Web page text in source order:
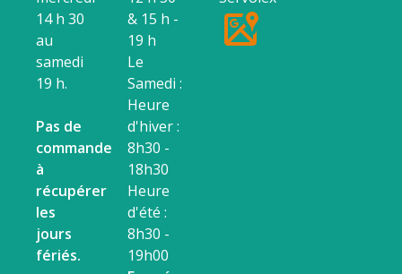
14 h 30
au
samedi
19 h.
Pas de
commande
à
récupérer
les
jours
fériés.
& 15 h -
19 h
Le
Samedi :
Heure
d'hiver :
8h30 -
18h30
Heure
d'été :
8h30 -
19h00